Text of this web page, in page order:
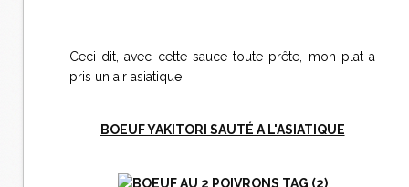
Ceci dit, avec cette sauce toute prête, mon plat a
pris un air asiatique
BOEUF YAKITORI SAUTÉ A L'ASIATIQUE